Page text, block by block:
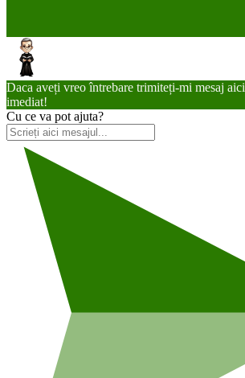
Daca aveți vreo întrebare trimiteți-mi mesaj
imediat!
Cu ce va pot ajuta?